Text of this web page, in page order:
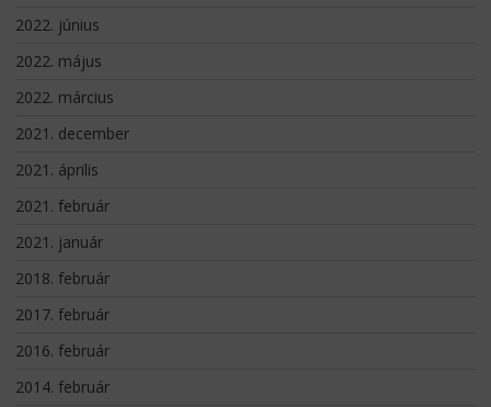
2022. június
2022. május
2022. március
2021. december
2021. április
2021. február
2021. január
2018. február
2017. február
2016. február
2014. február